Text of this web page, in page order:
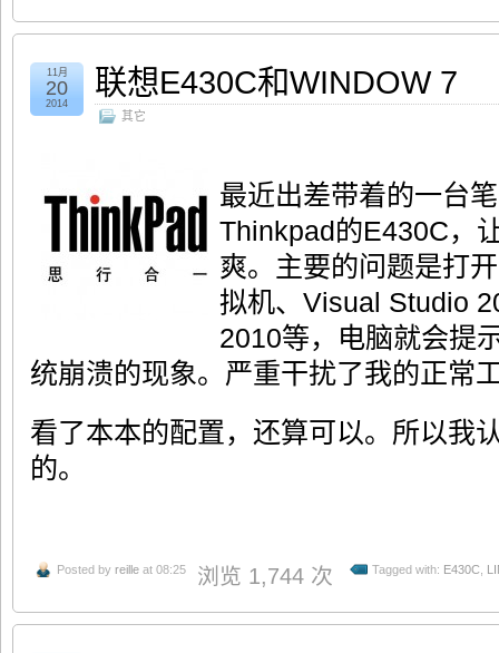
联想E430C和WINDOW 7
其它
11月
20
2014
最近出差带着的一台
Thinkpad的E430C，
爽。主要的问题是打
拟机、Visual Studio
2010等，电脑就会提
统崩溃的现象。严重干扰了我的正常
看了本本的配置，还算可以。所以我
的。
Posted by reille at 08:25 浏览 1,744 次 Tagged with: E430C